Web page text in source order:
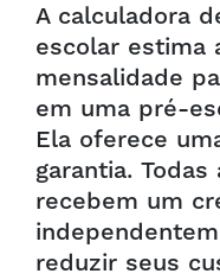
A calculadora
escolar estima
mensalidade
em uma pré-
Ela oferece
garantia.
recebem um
reduzir seus